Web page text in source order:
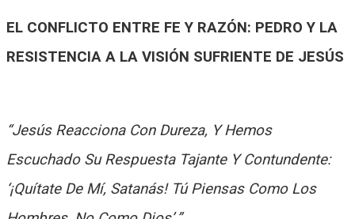
EL CONFLICTO ENTRE FE Y RAZÓN: PEDRO Y LA
RESISTENCIA A LA VISIÓN SUFRIENTE DE JESÚS
“Jesús Reacciona Con Dureza, Y Hemos
Escuchado Su Respuesta Tajante Y Contundente:
‘¡Quítate De Mí, Satanás! Tú Piensas Como Los